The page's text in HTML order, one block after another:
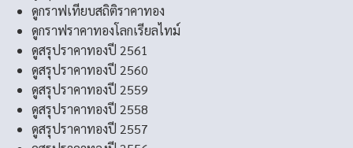
ดูกราฟเทียบสถิติราคาทอง
ดูกราฟราคาทองโลกเรียลไทม์
ดูสรุปราคาทองปี 2561
ดูสรุปราคาทองปี 2560
ดูสรุปราคาทองปี 2559
ดูสรุปราคาทองปี 2558
ดูสรุปราคาทองปี 2557